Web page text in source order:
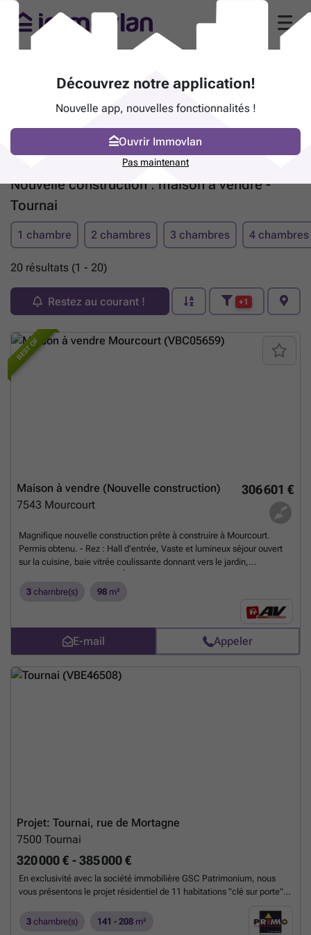
Nouvelle construction : maison à vendre -
Tournai
1 chambre 2 chambres 3 chambres 4 chambres
20 résultats (1 - 20)
Restez au courant ! +1
BEST OF
306 601 €
Maison à vendre (Nouvelle construction)
7543 Mourcourt
Magnifique nouvelle construction prête à construire à Mourcourt.
Permis obtenu. - Rez : Hall d'entrée, Vaste et lumineux séjour ouvert
sur la cuisine, baie vitrée coulissante donnant vers le jardin,
débarras. - Équipements : Pompe à chaleur, chauffage sol, citerne
Construction : 239.401.03 HTVA + Terrain : 79.825€ (hors droits
d'enregistrement)En savoir plus ?
3 chambre(s) 98 m²
E-mail Appeler
Projet: Tournai, rue de Mortagne
7500 Tournai
320 000 € - 385 000 €
En exclusivité avec la société immobilière GSC Patrimonium, nous
vous présentons le projet résidentiel de 11 habitations "clé sur porte"
charmant village de Baugnies, rue de Mortagne (proche du n°60), ces
habitations allient à la perfection le confort moderne et un cadre de vie
3 chambre(s) 141 - 208 m²
Découvrez notre application!
Nouvelle app, nouvelles fonctionnalités !
Ouvrir Immovlan
Pas maintenant